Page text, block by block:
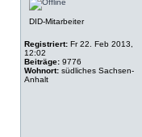
DID-Mitarbeiter
Registriert: Fr 22. Feb 2013,
12:02
Beiträge: 9776
Wohnort: südliches Sachsen-
Anhalt